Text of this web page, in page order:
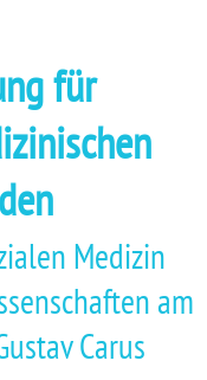
für
Medizin
am
Carus